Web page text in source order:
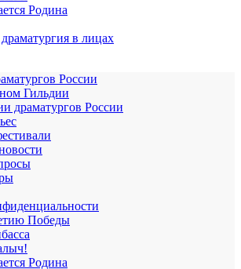
Родина
в лицах
России
Гильдии
драматургов России
Победы
Родина